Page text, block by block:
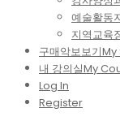
예술활동
지역교육
구매악보보기My
내 강의실My
Log In
Register